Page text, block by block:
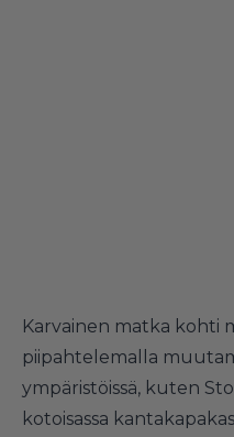
Karvainen matka kohti
piipahtelemalla
ympäristöissä, kuten
kotoisassa